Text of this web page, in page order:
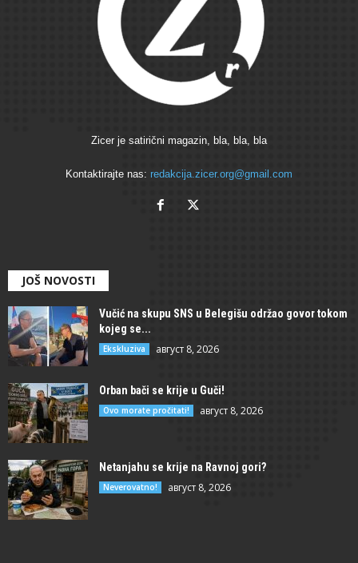
Zicer je satirični magazin, bla, bla, bla
Kontaktirajte nas: redakcija.zicer.org@gmail.com
JOŠ NOVOSTI
Vučić na skupu SNS u Belegišu održao govor tokom
kojeg se...
Ekskluziva август 8, 2026
Orban bači se krije u Guči!
Ovo morate pročitati! август 8, 2026
Netanjahu se krije na Ravnoj gori?
Neverovatno! август 8, 2026